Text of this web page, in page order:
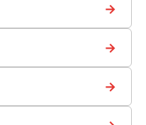
→
→
→